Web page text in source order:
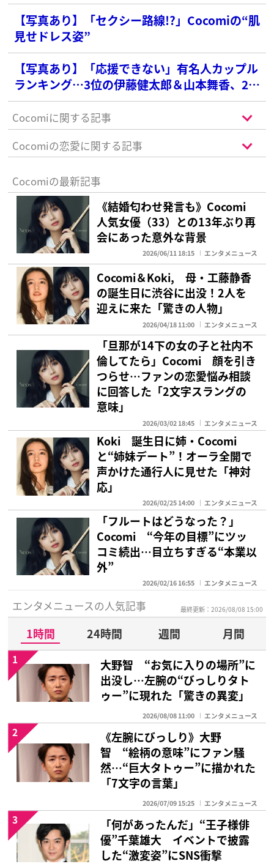
【写真あり】「セクシー路線!?」Cocomiの“肌
見せドレス姿”
【写真あり】「応援できない」有名人カップル
ランキング…3位の伊藤健太郎＆山本舞香、2位
の広瀬すず＆山﨑賢人を抑えた1位は？
Cocomiに関する記事
Cocomiの恋愛に関する記事
Cocomiの最新記事
《結婚匂わせ発言も》Cocomi
人気女優（33）との13年ぶり再
会にあった意外な背景
2026/06/11 18:15 エンタメニュース
Cocomi＆Koki, 母・工藤静香
の誕生日に渋谷に出没！2人を
迎えに来た「驚きの人物」
2026/04/18 11:00 エンタメニュース
「旦那が14下の女の子と社内不
倫してたら」Cocomi 顔を引き
つらせ…ファンの恋愛悩み相談
に回答した「2文字スラングの
意味」
2026/03/02 18:45 エンタメニュース
Koki 誕生日に姉・Cocomi
と“姉妹デート”！オーラ全開で
声かけた通行人に見せた「神対
応」
2026/02/25 14:00 エンタメニュース
「フルートはどうなった？」
Cocomi “今年の目標”にツッ
コミ続出…目立ちすぎる“本業以
外”
2026/02/16 16:55 エンタメニュース
エンタメニュースの人気記事 最終更新：2026/08/08 15:00
1時間 24時間 週間
月間
大野智 “お気に入りの場所”に
出没し…左腕の“びっしりタト
ゥー”に現れた「驚きの異変」
2026/08/08 11:00 エンタメニュース
1
《左腕にびっしり》大野
智 “絵柄の意味”にファン騒
然…“巨大タトゥー”に描かれた
「7文字の言葉」
2026/07/09 15:25 エンタメニュース
2
「何があったんだ」“王子様俳
優”千葉雄大 イベントで披露
した“激変姿”にSNS衝撃
3